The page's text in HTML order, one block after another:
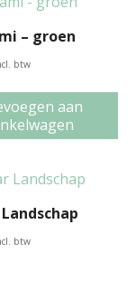
– groen
btw
aan
btw